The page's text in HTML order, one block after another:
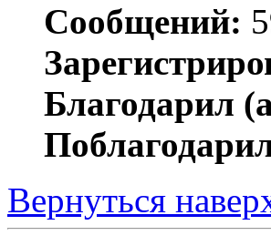
Сообщений:
Благодарил
Вернуться